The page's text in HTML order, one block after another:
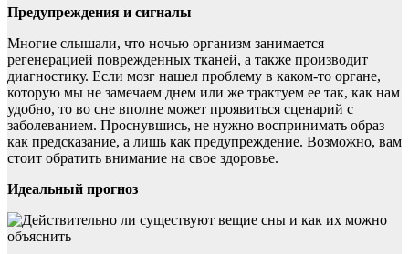
Предупреждения и сигналы
Многие слышали, что ночью организм занимается
регенерацией поврежденных тканей, а также производит
диагностику. Если мозг нашел проблему в каком-то органе,
которую мы не замечаем днем или же трактуем ее так, как нам
удобно, то во сне вполне может проявиться сценарий с
заболеванием. Проснувшись, не нужно воспринимать образ
как предсказание, а лишь как предупреждение. Возможно, вам
стоит обратить внимание на свое здоровье.
Идеальный прогноз